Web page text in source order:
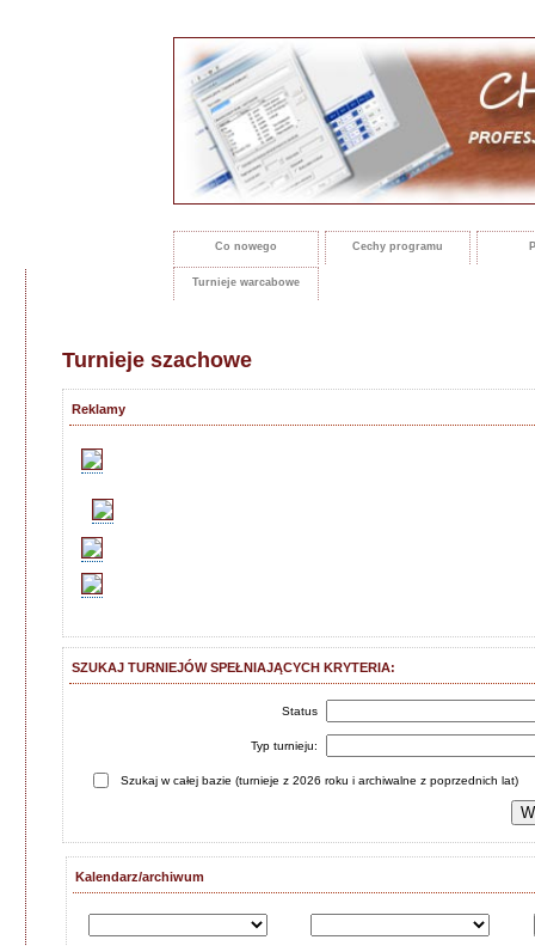
Co nowego Cechy programu
Turnieje warcabowe
Turnieje szachowe
Reklamy
SZUKAJ TURNIEJÓW SPEŁNIAJĄCYCH KRYTERIA:
Status
Typ turnieju:
Szukaj w całej bazie (turnieje z 2026 roku i archiwalne z poprzednich lat)
Kalendarz/archiwum